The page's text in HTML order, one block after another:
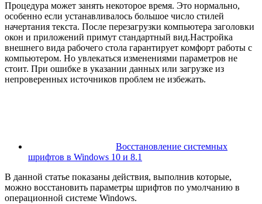
Процедура может занять некоторое время. Это нормально,
особенно если устанавливалось большое число стилей
начертания текста. После перезагрузки компьютера заголовки
окон и приложений примут стандартный вид.Настройка
внешнего вида рабочего стола гарантирует комфорт работы с
компьютером. Но увлекаться изменениями параметров не
стоит. При ошибке в указании данных или загрузке из
непроверенных источников проблем не избежать.
Восстановление системных
шрифтов в Windows 10 и 8.1
В данной статье показаны действия, выполнив которые,
можно восстановить параметры шрифтов по умолчанию в
операционной системе Windows.